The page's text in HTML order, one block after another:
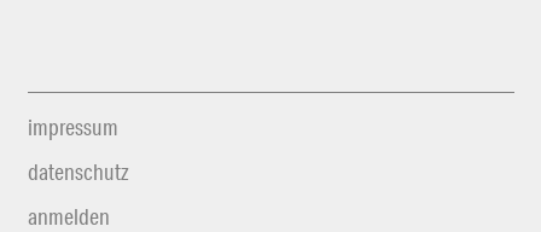
impressum
datenschutz
anmelden